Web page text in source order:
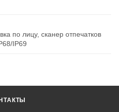
по лицу, сканер отпечатков
IP69